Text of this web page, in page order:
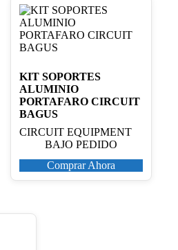
KIT SOPORTES
ALUMINIO
PORTAFARO CIRCUIT
BAGUS
CIRCUIT EQUIPMENT
BAJO PEDIDO
Comprar Ahora